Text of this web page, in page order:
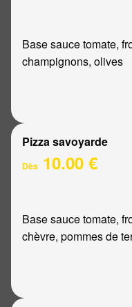
Base sauce tomate,
champignons, olives
Pizza savoyarde
Dès 10.00 €
Base sauce tomate,
chèvre, pommes de